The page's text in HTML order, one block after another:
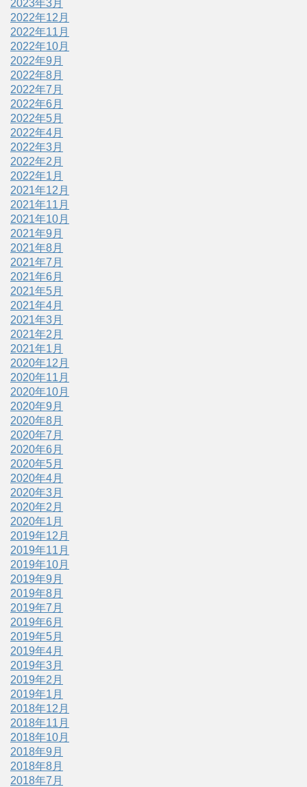
2023年3月
2022年12月
2022年11月
2022年10月
2022年9月
2022年8月
2022年7月
2022年6月
2022年5月
2022年4月
2022年3月
2022年2月
2022年1月
2021年12月
2021年11月
2021年10月
2021年9月
2021年8月
2021年7月
2021年6月
2021年5月
2021年4月
2021年3月
2021年2月
2021年1月
2020年12月
2020年11月
2020年10月
2020年9月
2020年8月
2020年7月
2020年6月
2020年5月
2020年4月
2020年3月
2020年2月
2020年1月
2019年12月
2019年11月
2019年10月
2019年9月
2019年8月
2019年7月
2019年6月
2019年5月
2019年4月
2019年3月
2019年2月
2019年1月
2018年12月
2018年11月
2018年10月
2018年9月
2018年8月
2018年7月